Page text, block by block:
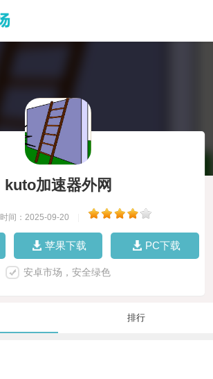
kuto加速器外网
时间：2025-09-20
苹果下载 PC下载
安卓市场，安全绿色
排行